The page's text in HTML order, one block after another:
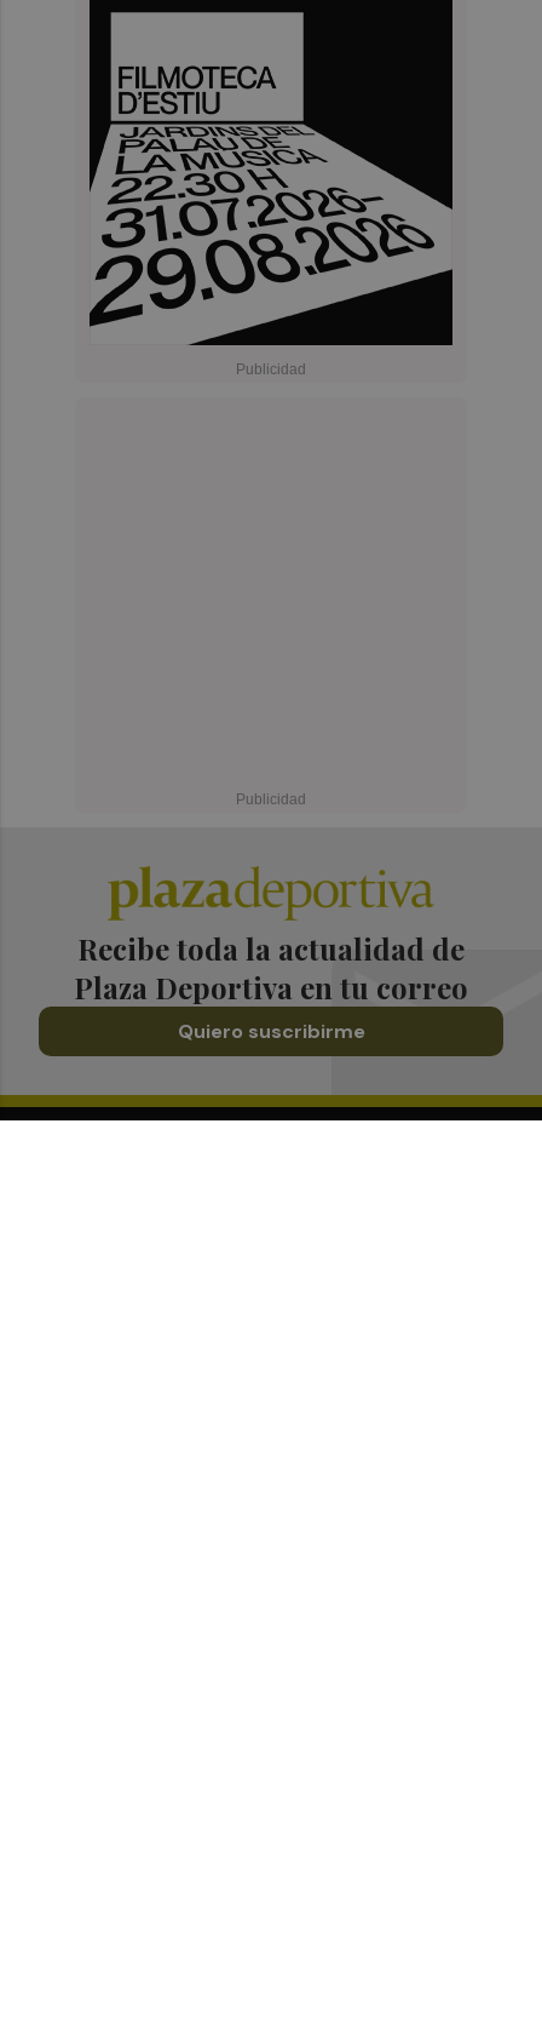
Recibe toda la actualidad de
Plaza Deportiva en tu correo
Quiero suscribirme